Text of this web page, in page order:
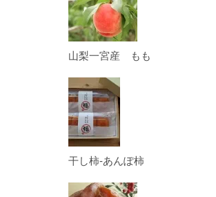
山梨一宮産 もも
干し柿-あんぽ柿